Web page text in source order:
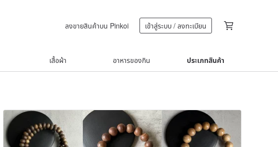
ลงขายสินค้าบน Pinkoi เข้าสู่ระบบ / ลงทะเบียน
เสื้อผ้า อาหารของกิน ประเภทสินค้า